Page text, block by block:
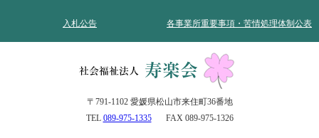
入札公告 各事業所重要事項・苦情処理体制公表
〒791-1102 愛媛県松山市来住町36番地
TEL 089-975-1335 FAX 089-975-1326